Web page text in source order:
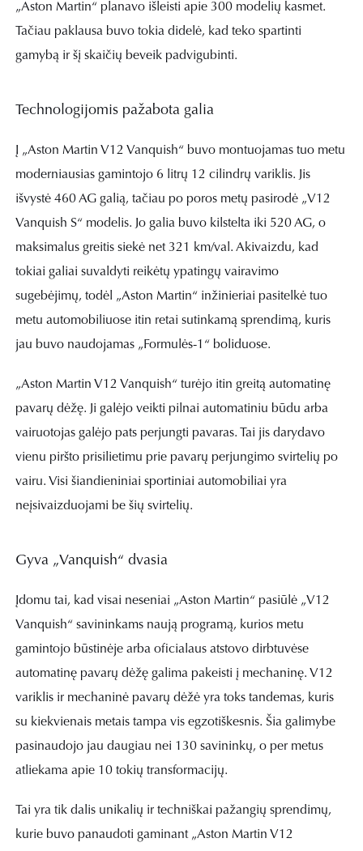
„Aston Martin“ planavo išleisti apie 300 modelių kasmet.
Tačiau paklausa buvo tokia didelė, kad teko spartinti
gamybą ir šį skaičių beveik padvigubinti.
Technologijomis pažabota galia
Į „Aston Martin V12 Vanquish“ buvo montuojamas tuo metu
moderniausias gamintojo 6 litrų 12 cilindrų variklis. Jis
išvystė 460 AG galią, tačiau po poros metų pasirodė „V12
Vanquish S“ modelis. Jo galia buvo kilstelta iki 520 AG, o
maksimalus greitis siekė net 321 km/val. Akivaizdu, kad
tokiai galiai suvaldyti reikėtų ypatingų vairavimo
sugebėjimų, todėl „Aston Martin“ inžinieriai pasitelkė tuo
metu automobiliuose itin retai sutinkamą sprendimą, kuris
jau buvo naudojamas „Formulės-1“ boliduose.
„Aston Martin V12 Vanquish“ turėjo itin greitą automatinę
pavarų dėžę. Ji galėjo veikti pilnai automatiniu būdu arba
vairuotojas galėjo pats perjungti pavaras. Tai jis darydavo
vienu piršto prisilietimu prie pavarų perjungimo svirtelių po
vairu. Visi šiandieniniai sportiniai automobiliai yra
neįsivaizduojami be šių svirtelių.
Gyva „Vanquish“ dvasia
Įdomu tai, kad visai neseniai „Aston Martin“ pasiūlė „V12
Vanquish“ savininkams naują programą, kurios metu
gamintojo būstinėje arba oficialaus atstovo dirbtuvėse
automatinę pavarų dėžę galima pakeisti į mechaninę. V12
variklis ir mechaninė pavarų dėžė yra toks tandemas, kuris
su kiekvienais metais tampa vis egzotiškesnis. Šia galimybe
pasinaudojo jau daugiau nei 130 savininkų, o per metus
atliekama apie 10 tokių transformacijų.
Tai yra tik dalis unikalių ir techniškai pažangių sprendimų,
kurie buvo panaudoti gaminant „Aston Martin V12